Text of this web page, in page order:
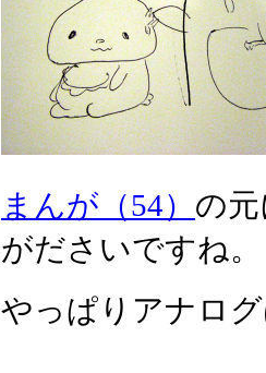
まんが（54） の
がださいですね。
やっぱりアナロ